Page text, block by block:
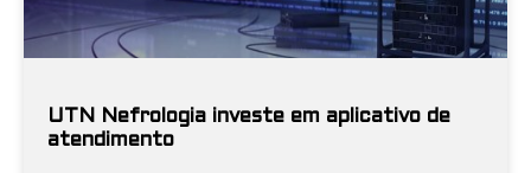
UTN Nefrologia investe em aplicativo de
atendimento